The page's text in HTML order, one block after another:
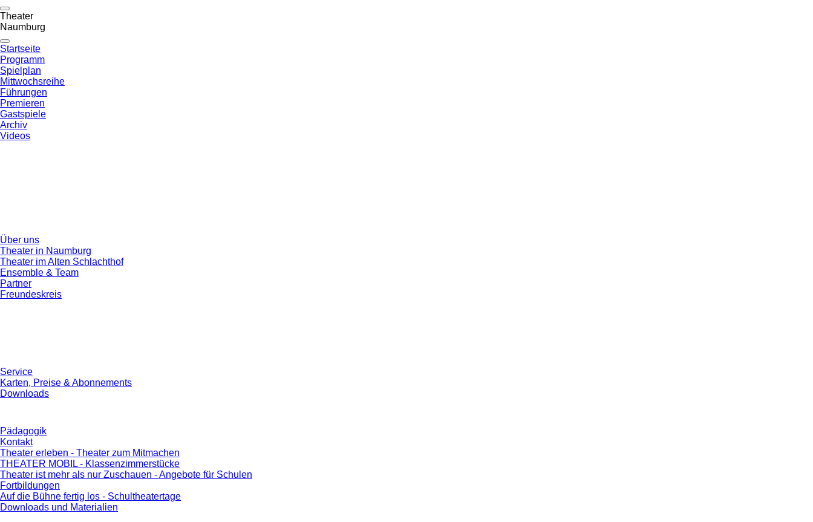
Theater
Naumburg
Startseite
Programm
Spielplan
Mittwochsreihe
Führungen
Premieren
Gastspiele
Archiv
Videos
Über uns
Theater in Naumburg
Theater im Alten Schlachthof
Ensemble & Team
Partner
Freundeskreis
Service
Karten, Preise & Abonnements
Downloads
Pädagogik
Kontakt
Theater erleben - Theater zum Mitmachen
THEATER MOBIL - Klassenzimmerstücke
Theater ist mehr als nur Zuschauen - Angebote für Schulen
Fortbildungen
Auf die Bühne fertig los - Schultheatertage
Downloads und Materialien